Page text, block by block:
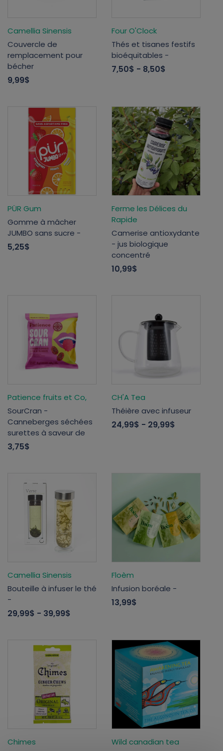
Camellia Sinensis
Couvercle de
remplacement pour
bécher
9,99$
Four O'Clock
Thés et tisanes festifs
bioéquitables -
7,50$ - 8,50$
PÜR Gum
Gomme à mâcher
JUMBO sans sucre -
5,25$
Ferme les Délices du
Rapide
Camerise antioxydante
- jus biologique
concentré
10,99$
Patience fruits et Co,
SourCran -
Canneberges séchées
surettes à saveur de
3,75$
CH'A Tea
Théière avec infuseur
24,99$ - 29,99$
Camellia Sinensis
Bouteille à infuser le thé
-
29,99$ - 39,99$
Floèm
Infusion boréale -
13,99$
Chimes
Wild canadian tea